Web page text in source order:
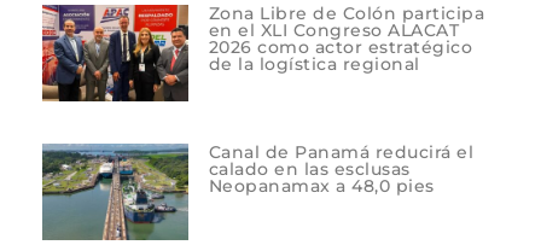
Zona Libre de Colón participa
en el XLI Congreso ALACAT
2026 como actor estratégico
de la logística regional
Canal de Panamá reducirá el
calado en las esclusas
Neopanamax a 48,0 pies